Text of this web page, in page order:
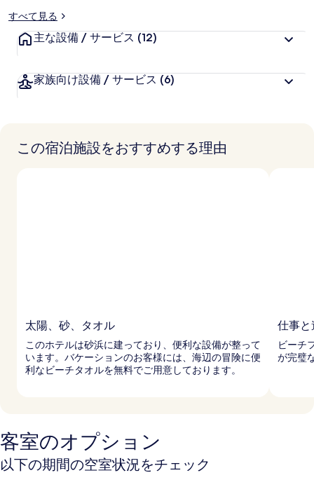
件
の
ミ
すべて見る
主な設備 / サービス (12)
家族向け設備 / サービス (6)
この宿泊施設をおすすめする理由
太陽、砂、タオル
このホテルは砂浜に建っており、便利な設備が整って
います。バケーションのお客様には、海辺の冒険に便
利なビーチタオルを無料でご用意しております。
仕事と
ビーチ
が完璧
客室のオプション
以下の期間の空室状況をチェック